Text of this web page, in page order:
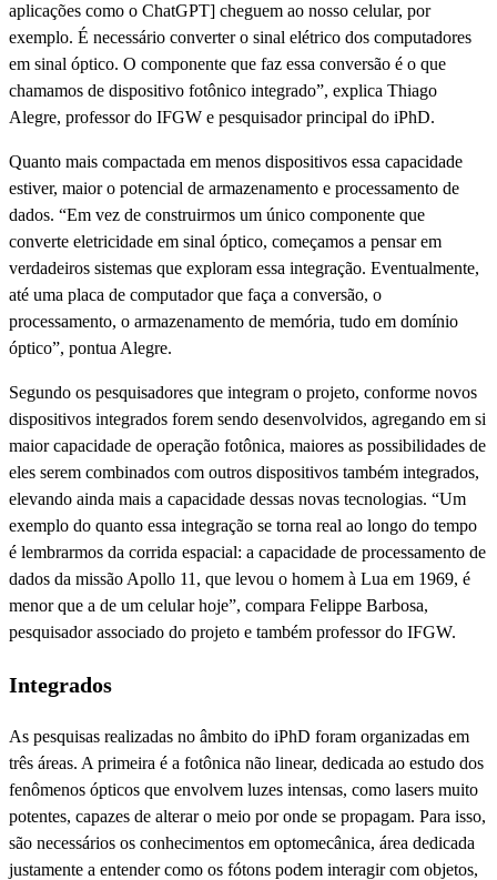
aplicações como o ChatGPT] cheguem ao nosso celular, por
exemplo. É necessário converter o sinal elétrico dos computadores
em sinal óptico. O componente que faz essa conversão é o que
chamamos de dispositivo fotônico integrado”, explica Thiago
Alegre, professor do IFGW e pesquisador principal do iPhD.
Quanto mais compactada em menos dispositivos essa capacidade
estiver, maior o potencial de armazenamento e processamento de
dados. “Em vez de construirmos um único componente que
converte eletricidade em sinal óptico, começamos a pensar em
verdadeiros sistemas que exploram essa integração. Eventualmente,
até uma placa de computador que faça a conversão, o
processamento, o armazenamento de memória, tudo em domínio
óptico”, pontua Alegre.
Segundo os pesquisadores que integram o projeto, conforme novos
dispositivos integrados forem sendo desenvolvidos, agregando em si
maior capacidade de operação fotônica, maiores as possibilidades de
eles serem combinados com outros dispositivos também integrados,
elevando ainda mais a capacidade dessas novas tecnologias. “Um
exemplo do quanto essa integração se torna real ao longo do tempo
é lembrarmos da corrida espacial: a capacidade de processamento de
dados da missão Apollo 11, que levou o homem à Lua em 1969, é
menor que a de um celular hoje”, compara Felippe Barbosa,
pesquisador associado do projeto e também professor do IFGW.
Integrados
As pesquisas realizadas no âmbito do iPhD foram organizadas em
três áreas. A primeira é a fotônica não linear, dedicada ao estudo dos
fenômenos ópticos que envolvem luzes intensas, como lasers muito
potentes, capazes de alterar o meio por onde se propagam. Para isso,
são necessários os conhecimentos em optomecânica, área dedicada
justamente a entender como os fótons podem interagir com objetos,